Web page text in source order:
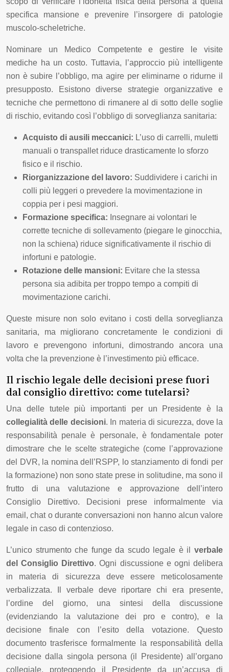
specifica mansione e prevenire l’insorgere di patologie
muscolo-scheletriche.
Nominare un Medico Competente e gestire le visite
mediche ha un costo. Tuttavia, l’approccio più intelligente
non è subire l’obbligo, ma agire per eliminarne o ridurne il
presupposto. Esistono diverse strategie organizzative e
tecniche che permettono di rimanere al di sotto delle soglie
di rischio, evitando così l’obbligo di sorveglianza sanitaria:
Acquisto di ausili meccanici: L’uso di carrelli, muletti
manuali o transpallet riduce drasticamente lo sforzo
fisico e il rischio.
Riorganizzazione del lavoro: Suddividere i carichi in
colli più leggeri o prevedere la movimentazione in
coppia per i pesi maggiori.
Formazione specifica: Insegnare ai volontari le
corrette tecniche di sollevamento (piegare le ginocchia,
non la schiena) riduce significativamente il rischio di
infortuni e patologie.
Rotazione delle mansioni: Evitare che la stessa
persona sia adibita per troppo tempo a compiti di
movimentazione carichi.
Queste misure non solo evitano i costi della sorveglianza
sanitaria, ma migliorano concretamente le condizioni di
lavoro e prevengono infortuni, dimostrando ancora una
volta che la prevenzione è l’investimento più efficace.
Il rischio legale delle decisioni prese fuori
dal consiglio direttivo: come tutelarsi?
Una delle tutele più importanti per un Presidente è la
collegialità delle decisioni. In materia di sicurezza, dove la
responsabilità penale è personale, è fondamentale poter
dimostrare che le scelte strategiche (come l’approvazione
del DVR, la nomina dell’RSPP, lo stanziamento di fondi per
la formazione) non sono state prese in solitudine, ma sono il
frutto di una valutazione e approvazione dell’intero
Consiglio Direttivo. Decisioni prese informalmente via
email, chat o durante conversazioni non hanno alcun valore
legale in caso di contenzioso.
L’unico strumento che funge da scudo legale è il verbale
del Consiglio Direttivo. Ogni discussione e ogni delibera
in materia di sicurezza deve essere meticolosamente
verbalizzata. Il verbale deve riportare chi era presente,
l’ordine del giorno, una sintesi della discussione
(evidenziando la valutazione dei pro e contro), e la
decisione finale con l’esito della votazione. Questo
documento trasferisce formalmente la responsabilità della
decisione dalla singola persona (il Presidente) all’organo
collegiale, proteggendo il Presidente da un’accusa di